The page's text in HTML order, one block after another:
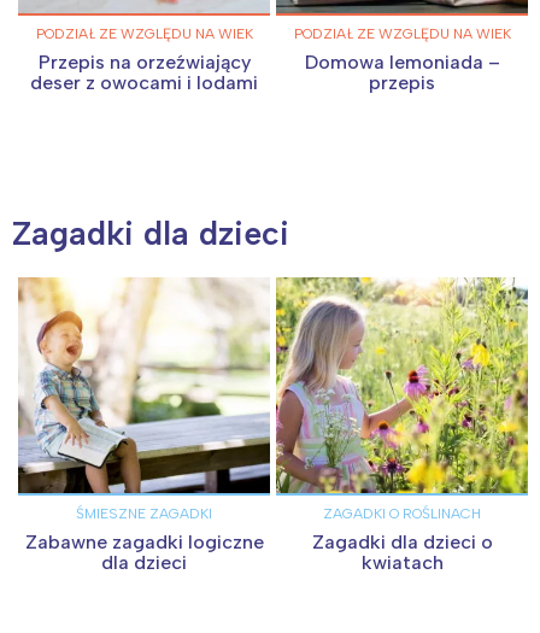
PODZIAŁ ZE WZGLĘDU NA WIEK
Przepis na orzeźwiający
deser z owocami i lodami
PODZIAŁ ZE WZGLĘDU NA WIEK
Domowa lemoniada –
przepis
Zagadki dla dzieci
ŚMIESZNE ZAGADKI
Zabawne zagadki logiczne
dla dzieci
ZAGADKI O ROŚLINACH
Zagadki dla dzieci o
kwiatach
Warszawa
Trójmiasto
Poznań
Wrocław
Południe
Północ
Wszystkie
Wybieram